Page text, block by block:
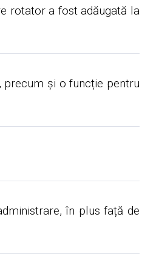
rotator a fost adăugată la
precum și o funcție pentru
în plus față de